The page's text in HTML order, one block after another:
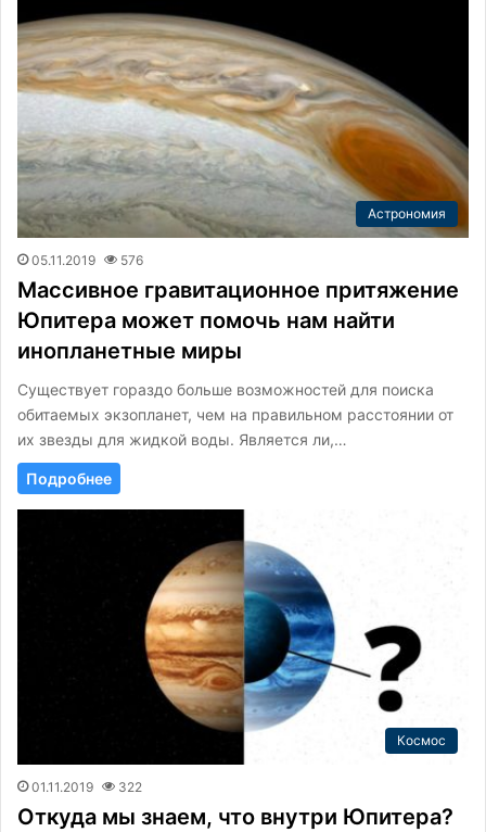
Астрономия
05.11.2019 576
Массивное гравитационное притяжение
Юпитера может помочь нам найти
инопланетные миры
Существует гораздо больше возможностей для поиска
обитаемых экзопланет, чем на правильном расстоянии от
их звезды для жидкой воды. Является ли,…
Подробнее
Космос
01.11.2019 322
Откуда мы знаем, что внутри Юпитера?